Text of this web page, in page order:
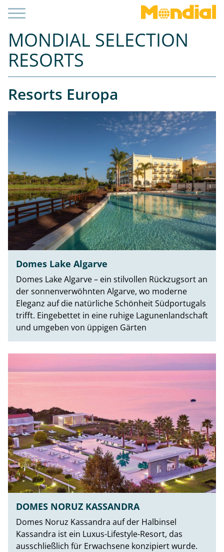
MONDIAL SELECTION
RESORTS
Resorts Europa
Domes Lake Algarve
Domes Lake Algarve – ein stilvollen Rückzugsort an
der sonnenverwöhnten Algarve, wo moderne
Eleganz auf die natürliche Schönheit Südportugals
trifft. Eingebettet in eine ruhige Lagunenlandschaft
und umgeben von üppigen Gärten
DOMES NORUZ KASSANDRA
Domes Noruz Kassandra auf der Halbinsel
Kassandra ist ein Luxus-Lifestyle-Resort, das
ausschließlich für Erwachsene konzipiert wurde.